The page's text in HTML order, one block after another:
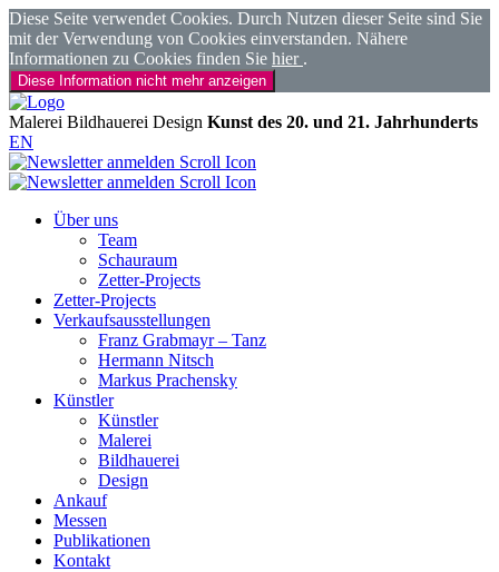
Diese Seite verwendet Cookies. Durch Nutzen dieser Seite sind Sie
mit der Verwendung von Cookies einverstanden. Nähere
Informationen zu Cookies finden Sie hier .
Diese Information nicht mehr anzeigen
Malerei Bildhauerei Design Kunst des 20. und 21. Jahrhunderts
EN
Über uns
Team
Schauraum
Zetter-Projects
Zetter-Projects
Verkaufsausstellungen
Franz Grabmayr – Tanz
Hermann Nitsch
Markus Prachensky
Künstler
Künstler
Malerei
Bildhauerei
Design
Ankauf
Messen
Publikationen
Kontakt